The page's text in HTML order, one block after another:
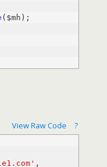
View Raw Code ?